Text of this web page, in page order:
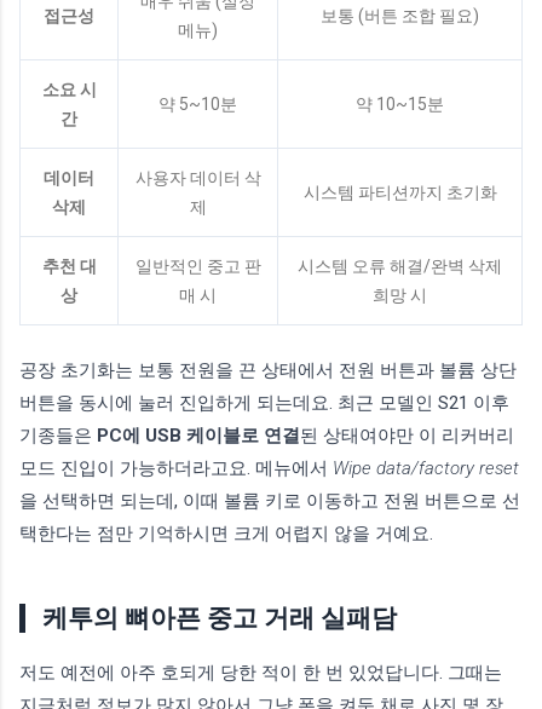
접근성
메뉴)
보통 (버튼 조합 필요)
소요 시
간
약 5~10분 약 10~15분
데이터
삭제
사용자 데이터 삭
제
시스템 파티션까지 초기화
추천 대
상
일반적인 중고 판
매 시
시스템 오류 해결/완벽 삭제
희망 시
공장 초기화는 보통 전원을 끈 상태에서 전원 버튼과 볼륨 상단
버튼을 동시에 눌러 진입하게 되는데요. 최근 모델인 S21 이후
기종들은 PC에 USB 케이블로 연결된 상태여야만 이 리커버리
모드 진입이 가능하더라고요. 메뉴에서 Wipe data/factory reset
을 선택하면 되는데, 이때 볼륨 키로 이동하고 전원 버튼으로 선
택한다는 점만 기억하시면 크게 어렵지 않을 거예요.
케투의 뼈아픈 중고 거래 실패담
저도 예전에 아주 호되게 당한 적이 한 번 있었답니다. 그때는